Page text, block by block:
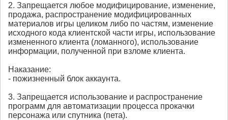
2. Запрещается любое модифицирование, изменение,
продажа, распространение модифицированных
материалов игры целиком либо по частям, изменение
исходного кода клиентской части игры, использование
измененного клиента (ломанного), использование
информации, полученной при взломе клиента.
Наказание:
- пожизненный блок аккаунта.
3. Запрещается использование и распространение
программ для автоматизации процесса прокачки
персонажа или спутника (пета).